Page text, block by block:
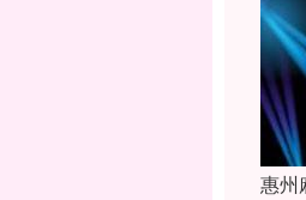
惠州